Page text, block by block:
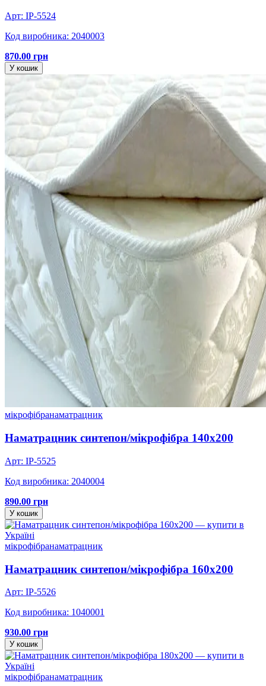
Арт: IP-5524
Код виробника: 2040003
870.00 грн
У кошик
мікрофібранаматрацник
Наматрацник синтепон/мікрофібра 140х200
Арт: IP-5525
Код виробника: 2040004
890.00 грн
У кошик
мікрофібранаматрацник
Наматрацник синтепон/мікрофібра 160х200
Арт: IP-5526
Код виробника: 1040001
930.00 грн
У кошик
мікрофібранаматрацник